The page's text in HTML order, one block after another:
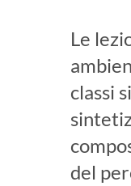
Le
classi
del